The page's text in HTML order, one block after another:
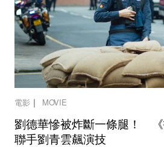
電影 ｜ MOVIE
劉德華慘被炸斷一條腿！
聯手劉青雲飆演技